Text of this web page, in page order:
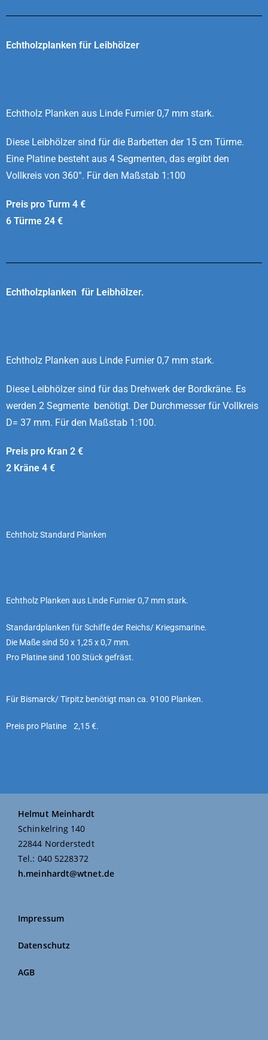
Echtholzplanken für Leibhölzer
Echtholz Planken aus Linde Furnier 0,7 mm stark.
Diese Leibhölzer sind für die Barbetten der 15 cm Türme.
Eine Platine besteht aus 4 Segmenten, das ergibt den
Vollkreis von 360°. Für den Maßstab 1:100
Preis pro Turm 4 €
6 Türme 24 €
Echtholzplanken für Leibhölzer.
Echtholz Planken aus Linde Furnier 0,7 mm stark.
Diese Leibhölzer sind für das Drehwerk der Bordkräne. Es
werden 2 Segmente benötigt. Der Durchmesser für Vollkreis
D= 37 mm. Für den Maßstab 1:100.
Preis pro Kran 2 €
2 Kräne 4 €
Echtholz Standard Planken
Echtholz Planken aus Linde Furnier 0,7 mm stark.
Standardplanken für Schiffe der Reichs/ Kriegsmarine.
Die Maße sind 50 x 1,25 x 0,7 mm.
Pro Platine sind 100 Stück gefräst.
Für Bismarck/ Tirpitz benötigt man ca. 9100 Planken.
Preis pro Platine 2,15 €.
Helmut Meinhardt
Schinkelring 140
22844 Norderstedt
Tel.: 040 5228372
h.meinhardt@wtnet.de
Impressum
Datenschutz
AGB